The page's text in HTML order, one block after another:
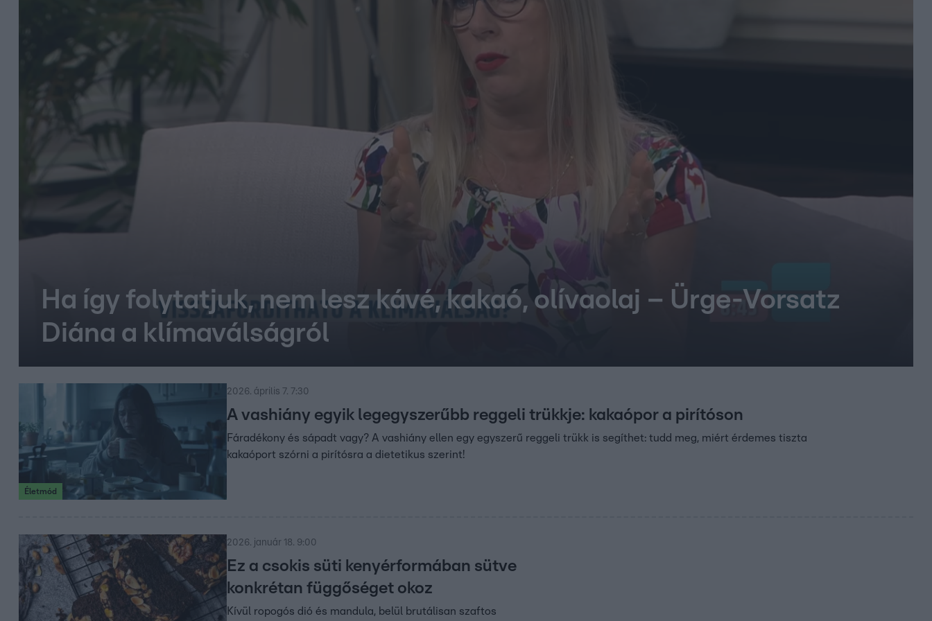
Ha így folytatjuk, nem lesz kávé, kakaó, olívaolaj – Ürge-Vorsatz
Diána a klímaválságról
Életmód
2026. április 7. 7:30
A vashiány egyik legegyszerűbb reggeli trükkje: kakaópor a pirítóson
Fáradékony és sápadt vagy? A vashiány ellen egy egyszerű reggeli trükk is segíthet: tudd meg, miért érdemes tiszta
kakaóport szórni a pirítósra a dietetikus szerint!
2026. január 18. 9:00
Ez a csokis süti kenyérformában sütve
konkrétan függőséget okoz
Kívül ropogós dió és mandula, belül brutálisan szaftos